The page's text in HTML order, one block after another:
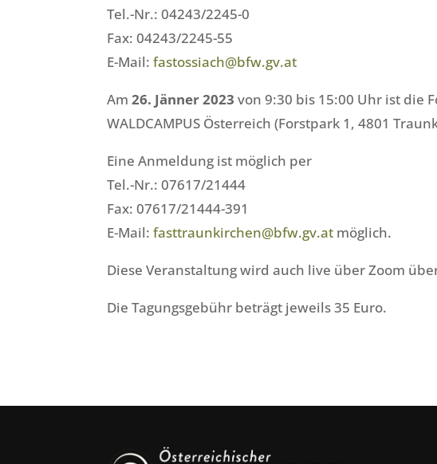
Tel.-Nr.: 04243/2245-0
Fax: 04243/2245-55
E-Mail:fastossiach@bfw.gv.at
Am26. Jänner 2023 von 9:30 bis 15:00 Uhr ist die
WALDCAMPUS Österreich (Forstpark 1, 4801
Eine Anmeldung ist möglich per
Tel.-Nr.: 07617/21444
Fax: 07617/21444-391
E-Mail:fasttraunkirchen@bfw.gv.at möglich.
Diese Veranstaltung wird auch live über Zoom
Die Tagungsgebühr beträgt jeweils 35 Euro.